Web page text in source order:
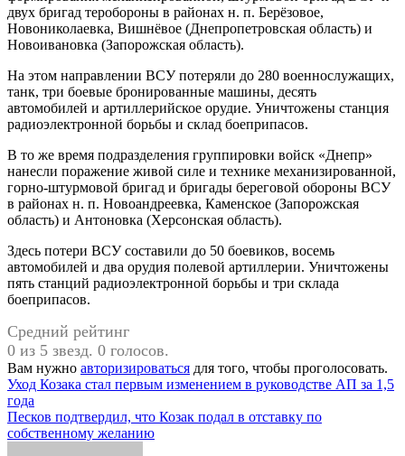
двух бригад теробороны в районах н. п. Берёзовое,
Новониколаевка, Вишнёвое (Днепропетровская область) и
Новоивановка (Запорожская область).
На этом направлении ВСУ потеряли до 280 военнослужащих,
танк, три боевые бронированные машины, десять
автомобилей и артиллерийское орудие. Уничтожены станция
радиоэлектронной борьбы и склад боеприпасов.
В то же время подразделения группировки войск «Днепр»
нанесли поражение живой силе и технике механизированной,
горно-штурмовой бригад и бригады береговой обороны ВСУ
в районах н. п. Новоандреевка, Каменское (Запорожская
область) и Антоновка (Херсонская область).
Здесь потери ВСУ составили до 50 боевиков, восемь
автомобилей и два орудия полевой артиллерии. Уничтожены
пять станций радиоэлектронной борьбы и три склада
боеприпасов.
Средний рейтинг
0 из 5 звезд. 0 голосов.
Вам нужно авторизироваться для того, чтобы проголосовать.
Навигация
по
записям
Уход Козака стал первым изменением в руководстве АП за 1,5
года
Песков подтвердил, что Козак подал в отставку по
собственному желанию